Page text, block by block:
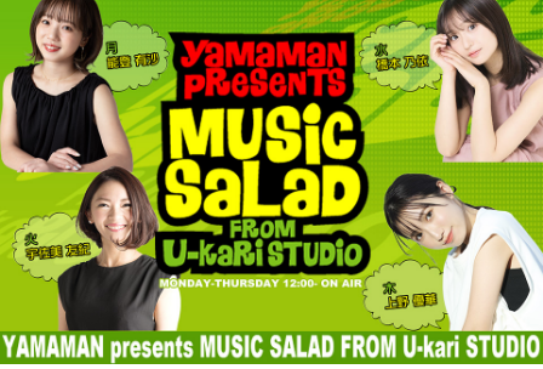
寺内：確かに「きょううん」と言われたら「凶運」に聞こえ
ちゃうこともありますね。
三輪田：ただ、人気すぎて、今は頒布が休止中なんです。
小林：『もっちゅりん』ってことですね。
三輪田：『もっちゅりん』になりますね（笑）。
寺内：『もっちゅりん』の方が後だから、『もっちゅりん』
会田「決して利上げをどんどんやれと言ってるのではないわ
けです。ベッセント財務長官のインタビューの趣旨として
は、高市政権の経済政策を支持します、と。投資を拡大する
という政策を支持しますというのが総論なわけです。となれ
ば、その高市政権の経済政策を推進するように、日銀も適切
な金融政策をやってくださいと言ってるわけですから、ベッ
セントさんの発言というのは、日本の政府の日銀に対する発
言と同じなわけです。強い経済成長と物価の安定の両立を目
指して適切に金融政策をやってください、政府の日本経済再
興の経済政策の推進に一体となって取り組んでくださいとい
う同じ意味ですので、どんどん利上げしろというわけではな
が、これ、会田さんはどう捉えていらっしゃいますか？」
会田「ベッセント財務長官のインタビューと、この誰だかよ
くわからない匿名の政府高官の発言が混ぜこぜになって、さ
もベッセント財務長官が日本の消費減税に反対したかのよう
な印象を与える記事が掲載されて、今、大きな問題となって
います。この誰かよくわからないアメリカの政府高官ですと
か、匿名の閣僚経験者の発言というのは、それほど重要では
ないということです。重要であれば、しっかり名前を出して
発言してくるはずですから、まったく問題にはならないと思
います」